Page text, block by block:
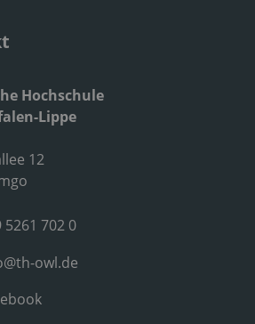
Hochschule
Lippe
12
5261 702 0
owl.de